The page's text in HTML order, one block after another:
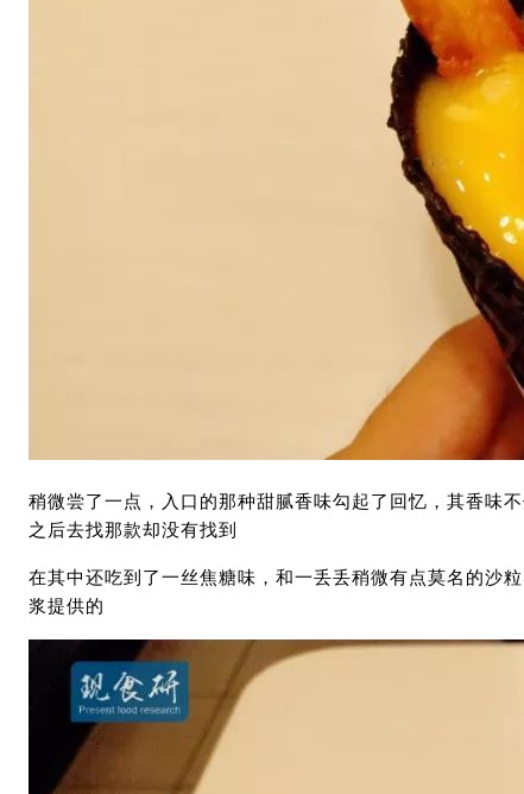
稍微尝了一点，入口的那种甜腻香味勾起了回忆，其香味
之后去找那款却没有找到
在其中还吃到了一丝焦糖味，和一丢丢稍微有点莫名的沙
浆提供的